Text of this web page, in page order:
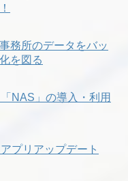
務所のデータをバッ
を図る
NAS」の導入・利用
プリアップデート